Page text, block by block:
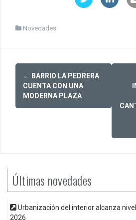
Novedades
Post
navigation
← BARRIO LA PEDRERA
CUENTA CON UNA
MODERNA PLAZA
Últimas novedades
Urbanización del interior alcanza
2026